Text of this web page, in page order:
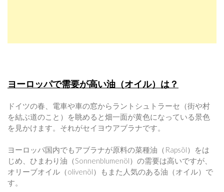
ヨーロッパで需要が高い油（オイル）は？
ドイツの春、電車や車の窓からラントシュトラーセ（街や村
を結ぶ道のこと）を眺めると畑一面が黄色になっている景色
を見かけます。それがセイヨウアブラナです。
ヨーロッパ国内でもアブラナが原料の菜種油（Rapsöl）をは
じめ、ひまわり油（Sonnenblumenöl）の需要は高いですが、
オリーブオイル（olivenöl）もまた人気のある油（オイル）で
す。